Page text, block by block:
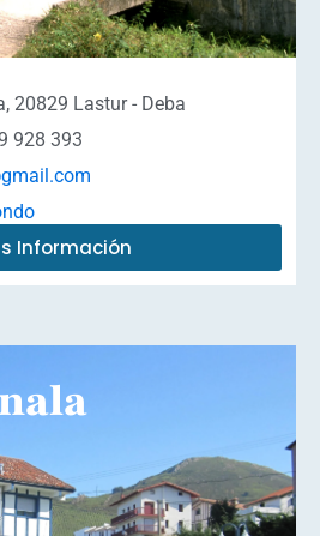
20829 Lastur - Deba
928 393
Información